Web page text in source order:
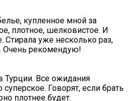
купленное мной за
плотное, шелковистое. И
Стирала уже несколько раз,
Очень рекомендую!
Турции. Все ожидания
Говорят, если брать
плотнее будет.